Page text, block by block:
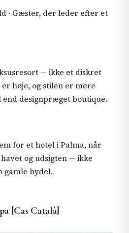
· Gæster, der leder efter et
— ikke et diskret
høje, og stilen er mere
designpræget boutique.
for et hotel i Palma, når
og udsigten — ikke
gamle bydel.
[Cas Català]